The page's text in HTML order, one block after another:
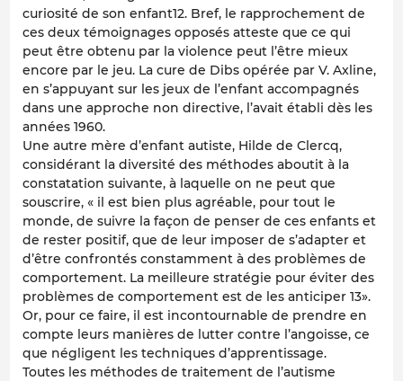
curiosité de son enfant12. Bref, le rapprochement de
ces deux témoignages opposés atteste que ce qui
peut être obtenu par la violence peut l’être mieux
encore par le jeu. La cure de Dibs opérée par V. Axline,
en s’appuyant sur les jeux de l’enfant accompagnés
dans une approche non directive, l’avait établi dès les
années 1960.
Une autre mère d’enfant autiste, Hilde de Clercq,
considérant la diversité des méthodes aboutit à la
constatation suivante, à laquelle on ne peut que
souscrire, « il est bien plus agréable, pour tout le
monde, de suivre la façon de penser de ces enfants et
de rester positif, que de leur imposer de s’adapter et
d’être confrontés constamment à des problèmes de
comportement. La meilleure stratégie pour éviter des
problèmes de comportement est de les anticiper 13».
Or, pour ce faire, il est incontournable de prendre en
compte leurs manières de lutter contre l’angoisse, ce
que négligent les techniques d’apprentissage.
Toutes les méthodes de traitement de l’autisme